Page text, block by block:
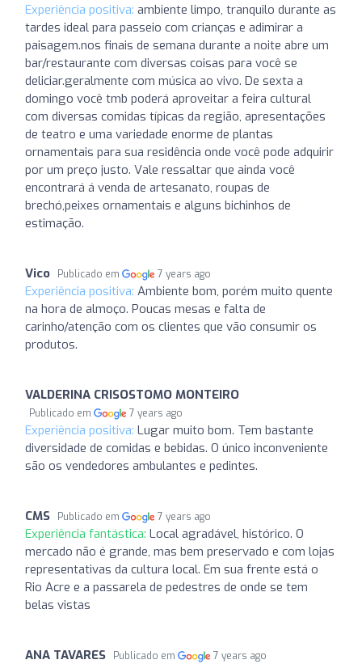
Experiência positiva: ambiente limpo, tranquilo durante as
tardes ideal para passeio com crianças e adimirar a
paisagem.nos finais de semana durante a noite abre um
bar/restaurante com diversas coisas para você se
deliciar.geralmente com música ao vivo. De sexta a
domingo você tmb poderá aproveitar a feira cultural
com diversas comidas típicas da região, apresentações
de teatro e uma variedade enorme de plantas
ornamentais para sua residência onde você pode adquirir
por um preço justo. Vale ressaltar que ainda você
encontrará á venda de artesanato, roupas de
brechó,peixes ornamentais e alguns bichinhos de
estimação.
Vico Publicado em 7 years ago
Experiência positiva: Ambiente bom, porém muito quente
na hora de almoço. Poucas mesas e falta de
carinho/atenção com os clientes que vão consumir os
produtos.
VALDERINA CRISOSTOMO MONTEIRO
Publicado em 7 years ago
Experiência positiva: Lugar muito bom. Tem bastante
diversidade de comidas e bebidas. O único inconveniente
são os vendedores ambulantes e pedintes.
CMS Publicado em 7 years ago
Experiência fantástica: Local agradável, histórico. O
mercado não é grande, mas bem preservado e com lojas
representativas da cultura local. Em sua frente está o
Rio Acre e a passarela de pedestres de onde se tem
belas vistas
ANA TAVARES Publicado em 7 years ago